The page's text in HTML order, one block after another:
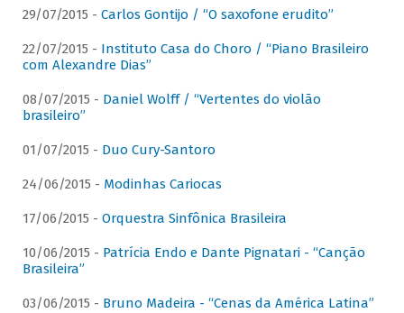
29/07/2015 - Carlos Gontijo / “O saxofone erudito”
22/07/2015 - Instituto Casa do Choro / “Piano Brasileiro
com Alexandre Dias”
08/07/2015 - Daniel Wolff / “Vertentes do violão
brasileiro”
01/07/2015 - Duo Cury-Santoro
24/06/2015 - Modinhas Cariocas
17/06/2015 - Orquestra Sinfônica Brasileira
10/06/2015 - Patrícia Endo e Dante Pignatari - “Canção
Brasileira”
03/06/2015 - Bruno Madeira - “Cenas da América Latina”